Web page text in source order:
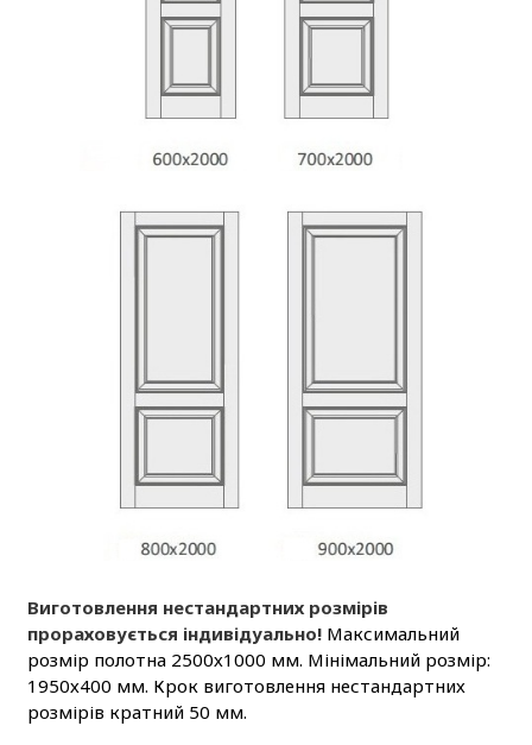
Виготовлення нестандартних розмірів
прораховується індивідуально!Максимальний
розмір полотна 2500х1000 мм. Мінімальний розмір:
1950х400 мм. Крок виготовлення нестандартних
розмірів кратний 50 мм.